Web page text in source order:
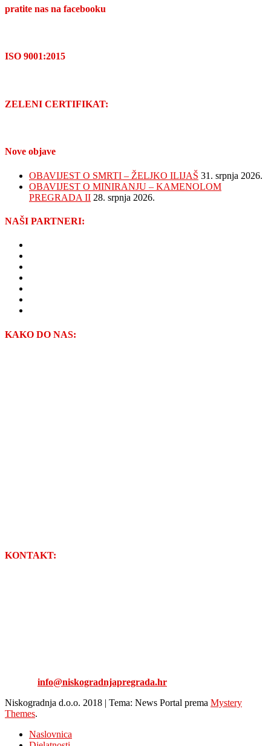
pratite nas na facebooku
ISO 9001:2015
ZELENI CERTIFIKAT:
Nove objave
OBAVIJEST O SMRTI – ŽELJKO ILIJAŠ 31. srpnja 2026.
OBAVIJEST O MINIRANJU – KAMENOLOM
PREGRADA II 28. srpnja 2026.
NAŠI PARTNERI:
KAKO DO NAS:
KONTAKT:
info@niskogradnjapregrada.hr
Niskogradnja d.o.o. 2018 | Tema: News Portal prema Mystery
Themes.
Naslovnica